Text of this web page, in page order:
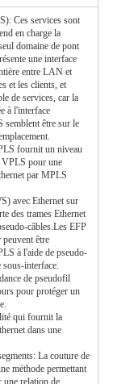
Ces services sont
en charge la
domaine de pont
une interface
entre LAN et
et les clients, et
de services, car la
à l'interface
semblent être sur le
fournit un niveau
VPLS pour une
par MPLS
avec Ethernet sur
des trames Ethernet
câbles.Les EFP
être
à l'aide de pseudo-
interface.
de pseudofil
pour protéger un
qui fournit la
dans une
La couture de
méthode permettant
relation de